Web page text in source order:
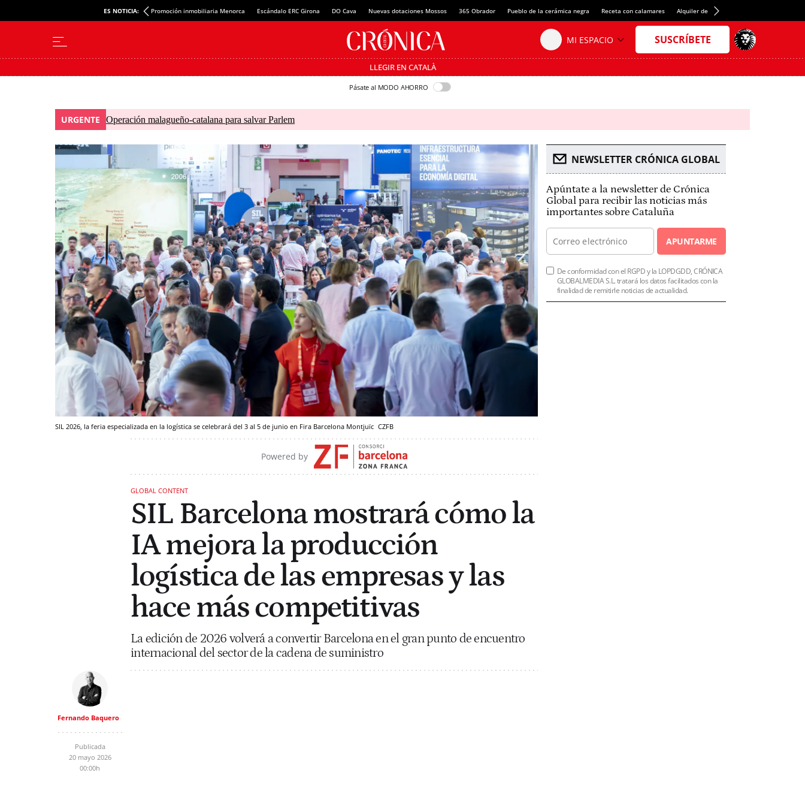
ES NOTICIA: Promoción inmobiliaria Menorca Escándalo ERC Girona DO Cava Nuevas dotaciones Mossos 365 Obrador Pueblo de la cerámica negra Receta con calamares Alquiler de habitaciones en España
LLEGIR EN CATALÀ
Pásate al MODO AHORRO
URGENTE Operación malagueño-catalana para salvar Parlem
SIL 2026, la feria especializada en la logística se celebrará del 3 al 5 de junio en Fira Barcelona Montjuïc CZFB
Powered by
GLOBAL CONTENT
SIL Barcelona mostrará cómo la
IA mejora la producción
logística de las empresas y las
hace más competitivas
La edición de 2026 volverá a convertir Barcelona en el gran punto de encuentro
internacional del sector de la cadena de suministro
Fernando Baquero
Publicada
20 mayo 2026
00:00h
NEWSLETTER CRÓNICA GLOBAL
Apúntate a la newsletter de Crónica
Global para recibir las noticias más
importantes sobre Cataluña
APUNTARME
De conformidad con el RGPD y la LOPDGDD, CRÓNICA
GLOBALMEDIA S.L. tratará los datos facilitados con la
finalidad de remitirle noticias de actualidad.